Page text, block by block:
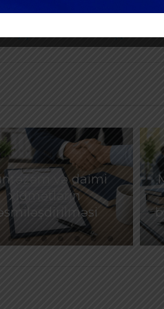
sonra işçinin
və daimi
xidmətlərin